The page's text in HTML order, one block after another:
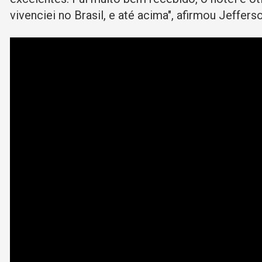
vivenciei no Brasil, e até acima", afirmou